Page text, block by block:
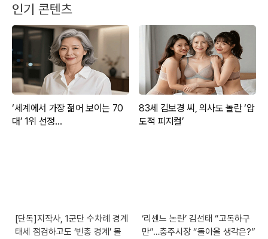
인기 콘텐츠
[단독]지작사, 1군단 수차례 경계
태세 점검하고도 ‘빈총 경계’ 몰
‘리센느 논란’ 김선태 “고독하구
만”…충주시장 “돌아올 생각은?”